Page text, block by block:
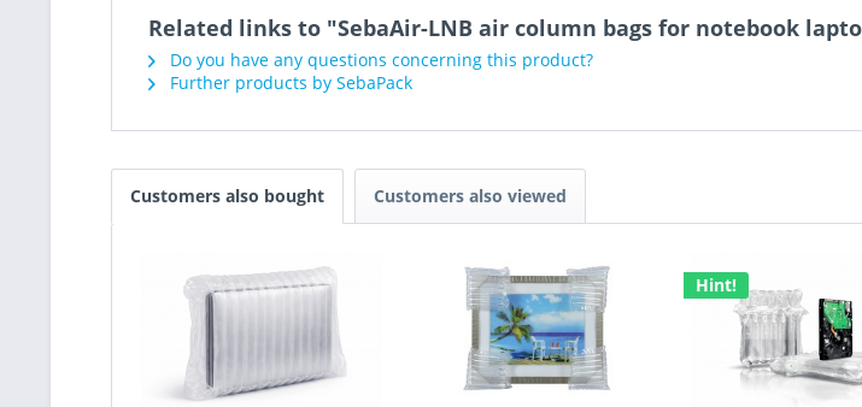
Related links to "SebaAir-LNB air column bags for notebook
Do you have any questions concerning this product?
Further products by SebaPack
Customers also bought Customers also viewed
Hint!